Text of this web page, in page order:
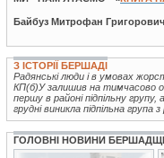
Байбуз Митрофан Григорович
З ІСТОРІЇ БЕРШАДІ
Радянські люди і в умовах
КП(б)У залишив на тимчасово
першу в районі підпільну
грудні виникла підпільна група з
ГОЛОВНІ НОВИНИ